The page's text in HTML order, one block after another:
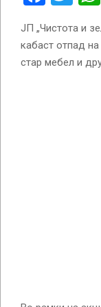
ЈП „Чистота и
кабаст отпад
стар мебел и